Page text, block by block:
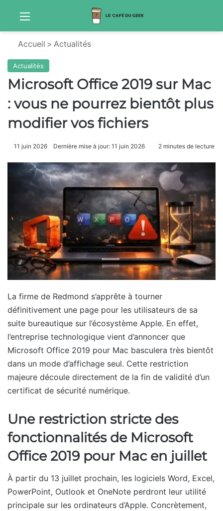
Menu
Accueil > Actualités
Actualités
Microsoft Office 2019 sur Mac
: vous ne pourrez bientôt plus
modifier vos fichiers
11 juin 2026 Dernière mise à jour: 11 juin 2026 2 minutes de lecture
La firme de Redmond s’apprête à tourner
définitivement une page pour les utilisateurs de sa
suite bureautique sur l’écosystème Apple. En effet,
l’entreprise technologique vient d’annoncer que
Microsoft Office 2019 pour Mac basculera très bientôt
dans un mode d’affichage seul. Cette restriction
majeure découle directement de la fin de validité d’un
certificat de sécurité numérique.
Une restriction stricte des
fonctionnalités de Microsoft
Office 2019 pour Mac en juillet
À partir du 13 juillet prochain, les logiciels Word, Excel,
PowerPoint, Outlook et OneNote perdront leur utilité
principale sur les ordinateurs d’Apple. Concrètement,